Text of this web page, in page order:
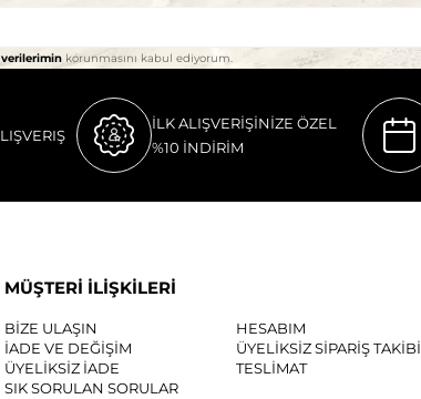
korunmasını kabul ediyorum.
İLK ALIŞVERİŞİNİZE ÖZEL
%10 İNDİRİM
MÜŞTERİ İLİŞKİLERİ
BİZE ULAŞIN
HESABIM
İADE VE DEĞİŞİM
ÜYELİKSİZ SİPARİŞ TAKİBİ
ÜYELİKSİZ İADE
TESLİMAT
SIK SORULAN SORULAR